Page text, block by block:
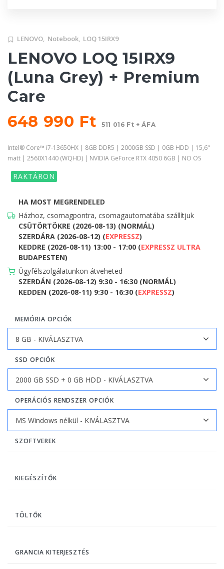
LENOVO, Notebook, LOQ 15IRX9
LENOVO LOQ 15IRX9
(Luna Grey) + Premium
Care
648 990 Ft511 016 Ft + ÁFA
Intel® Core™ i7-13650HX | 8GB DDR5 | 2000GB SSD | 0GB HDD | 15,6"
matt | 2560X1440 (WQHD) | NVIDIA GeForce RTX 4050 6GB | NO OS
RAKTÁRON
HA MOST MEGRENDELED
Házhoz, csomagpontra, csomagautomatába szállítjuk
CSÜTÖRTÖKRE (2026-08-13) (NORMÁL)
SZERDÁRA (2026-08-12) (EXPRESSZ)
KEDDRE (2026-08-11) 13:00 - 17:00 (EXPRESSZ ULTRA
BUDAPESTEN)
Ügyfélszolgálatunkon átveheted
SZERDÁN (2026-08-12) 9:30 - 16:30 (NORMÁL)
KEDDEN (2026-08-11) 9:30 - 16:30 (EXPRESSZ)
MEMÓRIA OPCIÓK
SSD OPCIÓK
OPERÁCIÓS RENDSZER OPCIÓK
SZOFTVEREK
KIEGÉSZÍTŐK
TÖLTŐK
GRANCIA KITERJESZTÉS